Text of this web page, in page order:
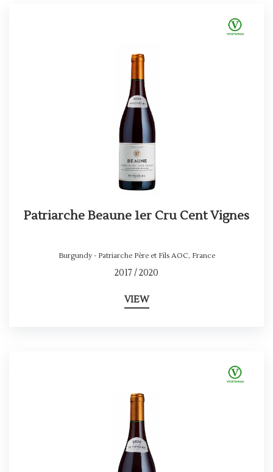
Patriarche Beaune 1er Cru Cent Vignes
Burgundy - Patriarche Père et Fils AOC, France
2017 / 2020
VIEW